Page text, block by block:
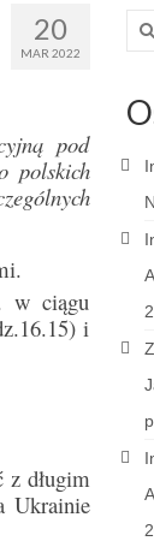
20
MAR 2022
pod
polskich
w ciągu
i
z długim
Ukrainie